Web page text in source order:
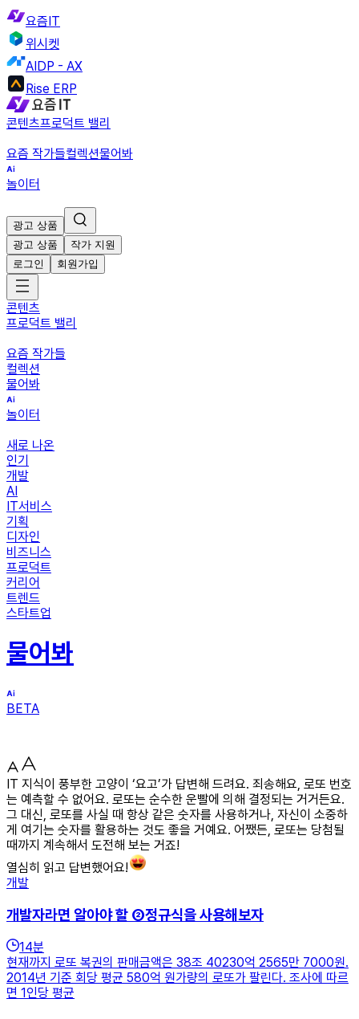
요즘IT
위시켓
AIDP - AX
Rise ERP
콘텐츠프로덕트 밸리
요즘 작가들컬렉션물어봐
놀이터
광고 상품
광고 상품
작가 지원
로그인
회원가입
콘텐츠
프로덕트 밸리
요즘 작가들
컬렉션
물어봐
놀이터
새로 나온
인기
개발
AI
IT서비스
기획
디자인
비즈니스
프로덕트
커리어
트렌드
스타트업
물어봐
BETA
IT 지식이 풍부한 고양이 ‘요고’가 답변해 드려요. 죄송해요, 로또 번호
는 예측할 수 없어요. 로또는 순수한 운빨에 의해 결정되는 거거든요.
그 대신, 로또를 사실 때 항상 같은 숫자를 사용하거나, 자신이 소중하
게 여기는 숫자를 활용하는 것도 좋을 거예요. 어쨌든, 로또는 당첨될
때까지 계속해서 도전해 보는 거죠!
열심히 읽고 답변했어요!
개발
개발자라면 알아야 할 ②정규식을 사용해보자
14분
현재까지 로또 복권의 판매금액은 38조 40230억 2565만 7000원.
2014년 기준 회당 평균 580억 원가량의 로또가 팔린다. 조사에 따르
면 1인당 평균